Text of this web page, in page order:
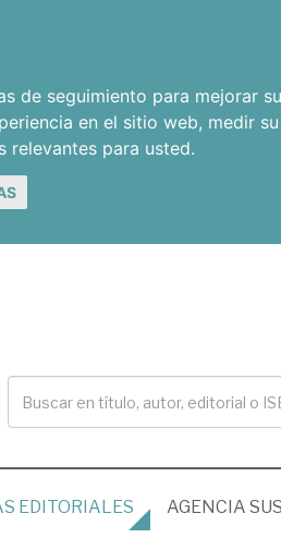
de seguimiento para mejorar
en el sitio web, medir
relevantes para usted.
EDITORIALES AGENCIA